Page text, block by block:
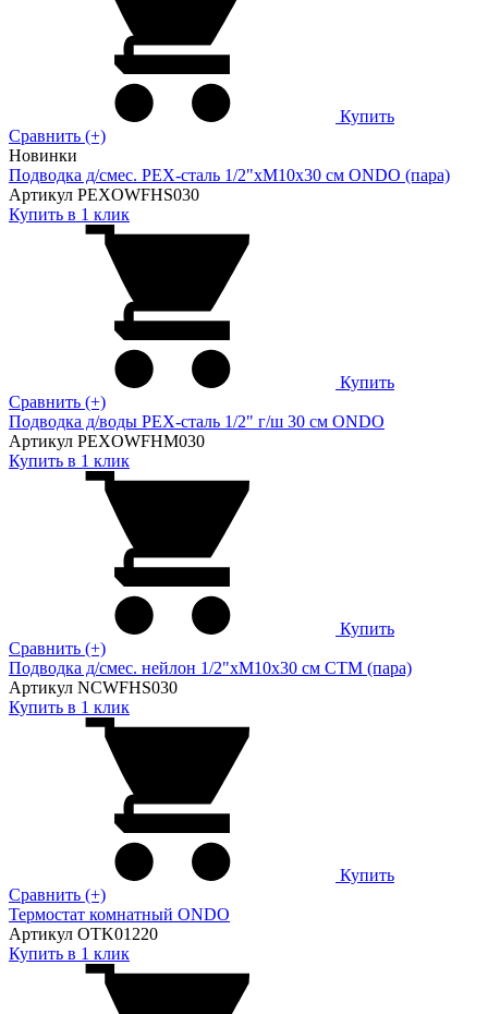
Купить
Сравнить (+)
Новинки
Подводка д/смес. PEX-сталь 1/2"xM10x30 см ONDO (пара)
Артикул PEXOWFHS030
Купить в 1 клик
Купить
Сравнить (+)
Подводка д/воды PEX-сталь 1/2" г/ш 30 cм ONDO
Артикул PEXOWFHM030
Купить в 1 клик
Купить
Сравнить (+)
Подводка д/смес. нейлон 1/2"xM10x30 см CTM (пара)
Артикул NCWFHS030
Купить в 1 клик
Купить
Сравнить (+)
Термостат комнатный ONDO
Артикул OTK01220
Купить в 1 клик